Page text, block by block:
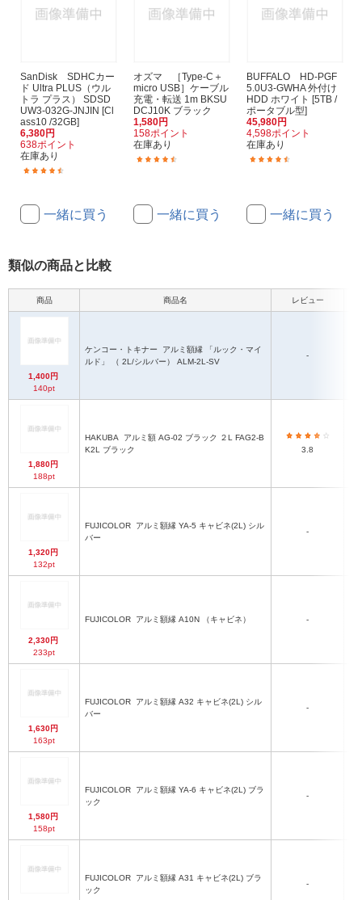
SanDisk SDHCカー
ド Ultra PLUS（ウル
トラ プラス） SDSD
UW3-032G-JNJIN [Cl
ass10 /32GB]
6,380円
638ポイント
在庫あり
一緒に買う
オズマ ［Type-C＋
micro USB］ケーブル
充電・転送 1m BKSU
DCJ10K ブラック
1,580円
158ポイント
在庫あり
一緒に買う
BUFFALO HD-PGF
5.0U3-GWHA 外付け
HDD ホワイト [5TB /
ポータブル型]
45,980円
4,598ポイント
在庫あり
一緒に買う
類似の商品と比較
商品 商品名 レビュー
1,400円
140pt
ケンコー・トキナー
ルド」 （ 2L/シルバー） ALM-2L-SV
-
1,880円
188pt
HAKUBA
K2L ブラック
3.8
1,320円
132pt
FUJICOLOR
バー
-
2,330円
233pt
FUJICOLOR アルミ額縁 A10N （キャビネ） -
1,630円
163pt
FUJICOLOR
バー
-
1,580円
158pt
FUJICOLOR
ック
-
FUJICOLOR
ック
-